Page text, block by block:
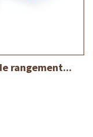
rangement...